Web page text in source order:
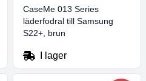
CaseMe 013 Series
läderfodral till Samsung
S22+, brun
I lager